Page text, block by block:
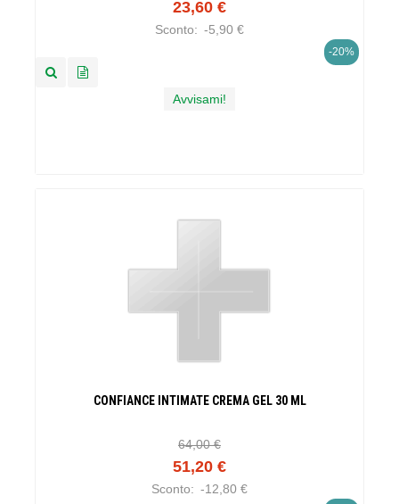
23,60 €
Sconto: -5,90 €
-20%
Avvisami!
CONFIANCE INTIMATE CREMA GEL 30 ML
64,00 €
51,20 €
Sconto: -12,80 €